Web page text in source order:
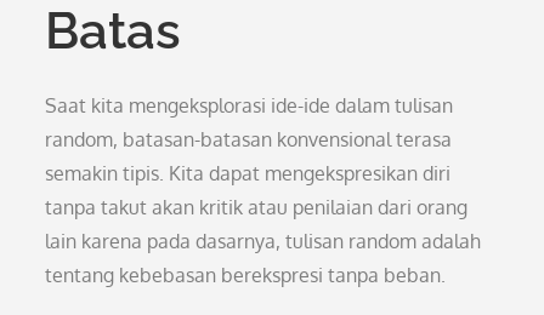
Batas
Saat kita mengeksplorasi ide-ide dalam tulisan
random, batasan-batasan konvensional terasa
semakin tipis. Kita dapat mengekspresikan diri
tanpa takut akan kritik atau penilaian dari orang
lain karena pada dasarnya, tulisan random adalah
tentang kebebasan berekspresi tanpa beban.